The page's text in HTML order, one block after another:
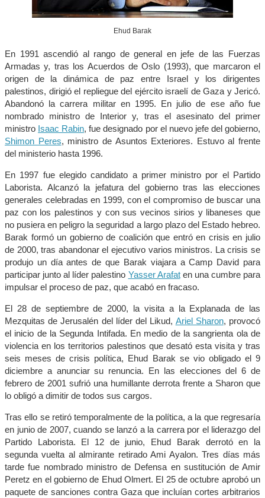
Ehud Barak
En 1991 ascendió al rango de general en jefe de las Fuerzas
Armadas y, tras los Acuerdos de Oslo (1993), que marcaron el
origen de la dinámica de paz entre Israel y los dirigentes
palestinos, dirigió el repliegue del ejército israelí de Gaza y Jericó.
Abandonó la carrera militar en 1995. En julio de ese año fue
nombrado ministro de Interior y, tras el asesinato del primer
ministro Isaac Rabin, fue designado por el nuevo jefe del gobierno,
Shimon Peres, ministro de Asuntos Exteriores. Estuvo al frente
del ministerio hasta 1996.
En 1997 fue elegido candidato a primer ministro por el Partido
Laborista. Alcanzó la jefatura del gobierno tras las elecciones
generales celebradas en 1999, con el compromiso de buscar una
paz con los palestinos y con sus vecinos sirios y libaneses que
no pusiera en peligro la seguridad a largo plazo del Estado hebreo.
Barak formó un gobierno de coalición que entró en crisis en julio
de 2000, tras abandonar el ejecutivo varios ministros. La crisis se
produjo un día antes de que Barak viajara a Camp David para
participar junto al líder palestino Yasser Arafaten una cumbre para
impulsar el proceso de paz, que acabó en fracaso.
El 28 de septiembre de 2000, la visita a la Explanada de las
Mezquitas de Jerusalén del líder del Likud, Ariel Sharon, provocó
el inicio de la Segunda Intifada. En medio de la sangrienta ola de
violencia en los territorios palestinos que desató esta visita y tras
seis meses de crisis política, Ehud Barak se vio obligado el 9
diciembre a anunciar su renuncia. En las elecciones del 6 de
febrero de 2001 sufrió una humillante derrota frente a Sharon que
lo obligó a dimitir de todos sus cargos.
Tras ello se retiró temporalmente de la política, a la que regresaría
en junio de 2007, cuando se lanzó a la carrera por el liderazgo del
Partido Laborista. El 12 de junio, Ehud Barak derrotó en la
segunda vuelta al almirante retirado Ami Ayalon. Tres días más
tarde fue nombrado ministro de Defensa en sustitución de Amir
Peretz en el gobierno de Ehud Olmert. El 25 de octubre aprobó un
paquete de sanciones contra Gaza que incluían cortes arbitrarios